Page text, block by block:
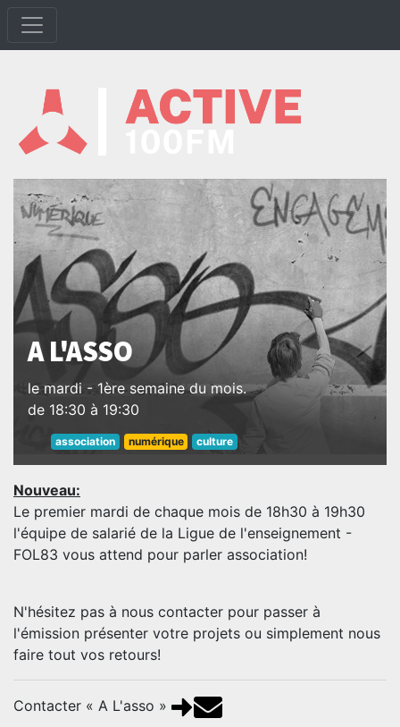
A L'ASSO
le mardi - 1ère semaine du mois.
de 18:30 à 19:30
association numérique culture
Nouveau:
Le premier mardi de chaque mois de 18h30 à 19h30
l'équipe de salarié de la Ligue de l'enseignement -
FOL83 vous attend pour parler association!
N'hésitez pas à nous contacter pour passer à
l'émission présenter votre projets ou simplement nous
faire tout vos retours!
Contacter « A L'asso »